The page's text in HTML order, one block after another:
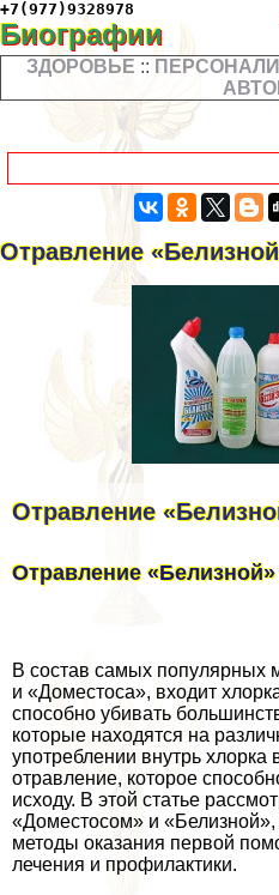
+7(977)9328978
Биографии
ЗДОРОВЬЕ ::
Отравление
Отравление
Отравление
В состав самых популярных
и «Доместоса», входит
способно убивать
которые находятся на
употрeблении внутрь
отравление, которое
исходу. В этой статье
«Доместосом» и
методы оказания первой
лечения и профилактики.